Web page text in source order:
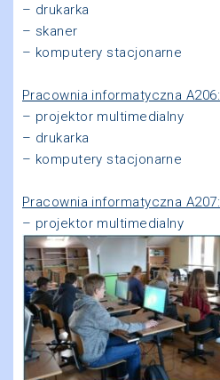
– drukarka
– skaner
– komputery stacjonarne
Pracownia informatyczna A206:
– projektor multimedialny
– drukarka
– komputery stacjonarne
Pracownia informatyczna A207:
– projektor multimedialny